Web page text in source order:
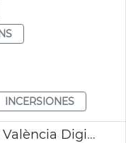
INCERSIONES
Impacto económico VDS València Digital Summit